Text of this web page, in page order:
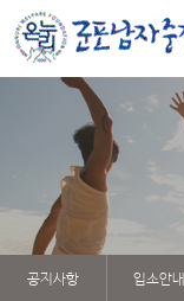
공지사항 입소안내